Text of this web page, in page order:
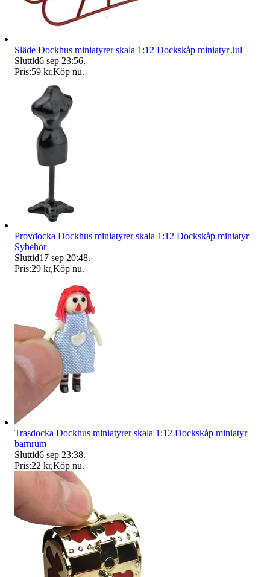
Släde Dockhus miniatyrer skala 1:12 Dockskåp miniatyr Jul
Sluttid6 sep 23:56.
Pris:59 kr,Köp nu.
Provdocka Dockhus miniatyrer skala 1:12 Dockskåp miniatyr
Sybehör
Sluttid17 sep 20:48.
Pris:29 kr,Köp nu.
Trasdocka Dockhus miniatyrer skala 1:12 Dockskåp miniatyr
barnrum
Sluttid6 sep 23:38.
Pris:22 kr,Köp nu.